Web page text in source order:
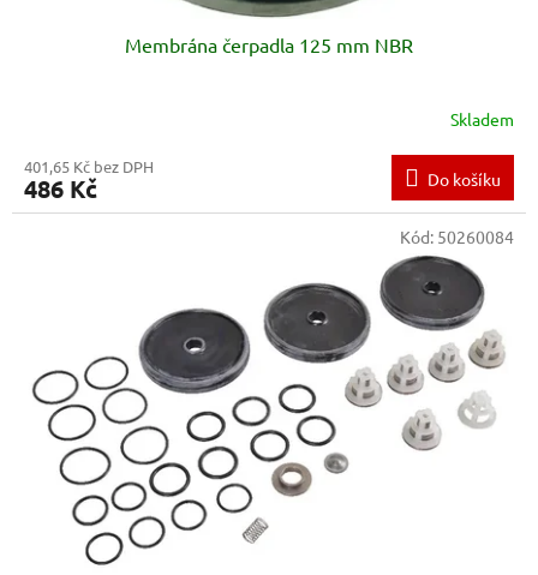
Membrána čerpadla 125 mm NBR
Skladem
401,65 Kč bez DPH
486 Kč Do košíku
Kód: 50260084